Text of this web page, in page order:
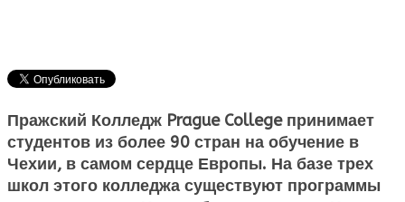
Пражский Колледж Prague College принимает
студентов из более 90 стран на обучение в
Чехии, в самом сердце Европы. На базе трех
школ этого колледжа существуют программы